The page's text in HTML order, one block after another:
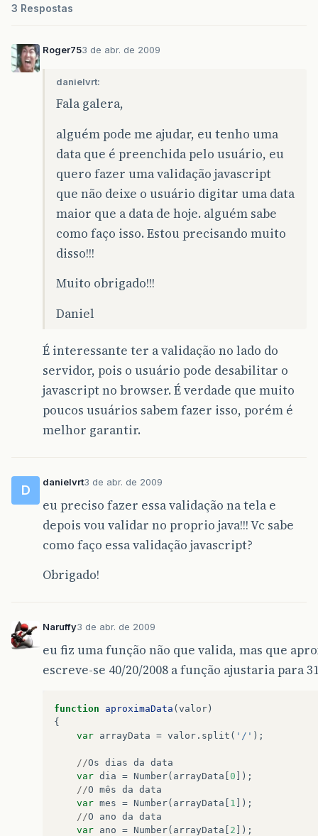
3 Respostas
Roger753 de abr. de 2009
danielvrt:
Fala galera,
alguém pode me ajudar, eu tenho uma
data que é preenchida pelo usuário, eu
quero fazer uma validação javascript
que não deixe o usuário digitar uma data
maior que a data de hoje. alguém sabe
como faço isso. Estou precisando muito
disso!!!
Muito obrigado!!!
Daniel
É interessante ter a validação no lado do
servidor, pois o usuário pode desabilitar o
javascript no browser. É verdade que muito
poucos usuários sabem fazer isso, porém é
melhor garantir.
D
danielvrt3 de abr. de 2009
eu preciso fazer essa validação na tela e
depois vou validar no proprio java!!! Vc sabe
como faço essa validação javascript?
Obrigado!
Naruffy3 de abr. de 2009
eu fiz uma função não que valida, mas que
escreve-se 40/20/2008 a função ajustaria para
function aproximaData (valor)
{
var arrayData = valor . split ( '/' );
//Os dias da data
var dia = Number( arrayData [0 ]);
//O mês da data
var mes = Number( arrayData [ 1 ]);
//O ano da data
var ano = Number( arrayData [ 2 ]);